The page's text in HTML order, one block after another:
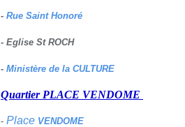
- Rue Saint Honoré
- Eglise St ROCH
- Ministère de la CULTURE
Quartier PLACE VENDOME
- Place VENDOME